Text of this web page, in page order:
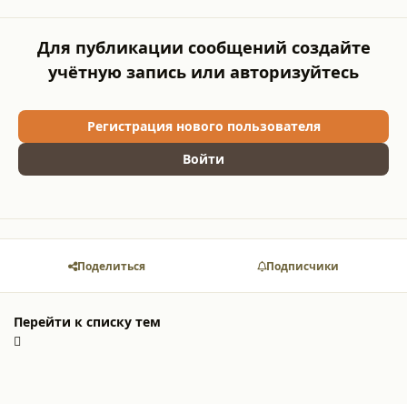
Для публикации сообщений создайте
учётную запись или авторизуйтесь
Регистрация нового пользователя
Войти
Поделиться Подписчики
Перейти к списку тем